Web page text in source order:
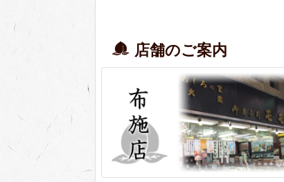
店舗のご案内